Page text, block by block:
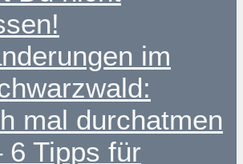
im
mal durchatmen
6 Tipps für